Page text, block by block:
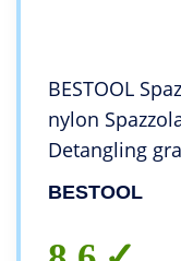
BESTOOL
nylon
Detangling
bambino
BESTOOL